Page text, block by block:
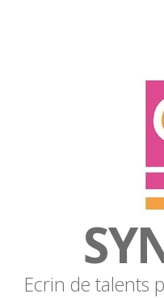
Ecrin de talents